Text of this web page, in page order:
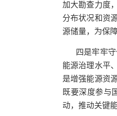
加大勘查力度
分布状况和资
源储量，为保
四是牢牢
能源治理水平
是增强能源资
既要深度参与
动，推动关键